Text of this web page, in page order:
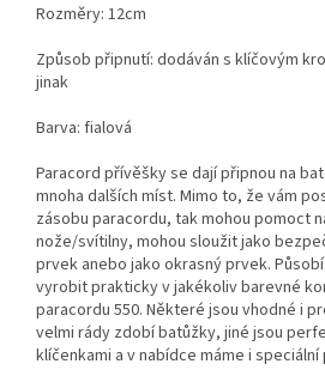
Rozměry: 12cm
Způsob připnutí: dodáván s klíčovým
jinak
Barva: fialová
Paracord přívěšky se dají připnou na
mnoha dalších míst. Mimo to, že vám
zásobu paracordu, tak mohou pomoct
nože/svítilny, mohou sloužit jako
prvek anebo jako okrasný prvek.
vyrobit prakticky v jakékoliv barevné
paracordu 550. Některé jsou vhodné i
velmi rády zdobí batůžky, jiné jsou
klíčenkami a v nabídce máme i